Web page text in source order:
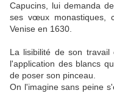
Capucins, lui demanda
ses vœux monastiques,
Venise en 1630.
La lisibilité de son travail
l'application des blancs
de poser son pinceau.
On l'imagine sans peine